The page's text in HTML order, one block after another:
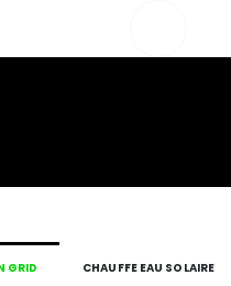
GRID CHAUFFE EAU SOLAIRE